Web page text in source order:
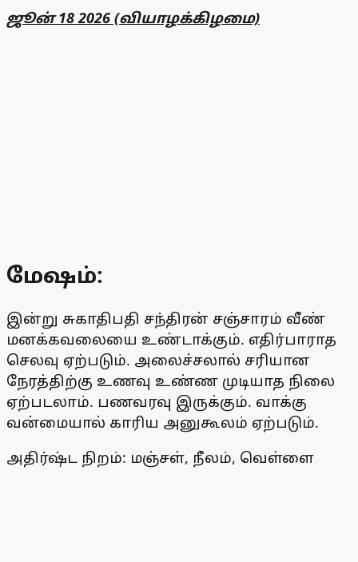
ஜூன் 18 2026 (வியாழக்கிழமை)
மேஷம்:
இன்று சுகாதிபதி சந்திரன் சஞ்சாரம் வீண்
மனக்கவலையை உண்டாக்கும். எதிர்பாராத
செலவு ஏற்படும். அலைச்சலால் சரியான
நேரத்திற்கு உணவு உண்ண முடியாத நிலை
ஏற்படலாம். பணவரவு இருக்கும். வாக்கு
வன்மையால் காரிய அனுகூலம் ஏற்படும்.
அதிர்ஷ்ட நிறம்: மஞ்சள், நீலம், வெள்ளை